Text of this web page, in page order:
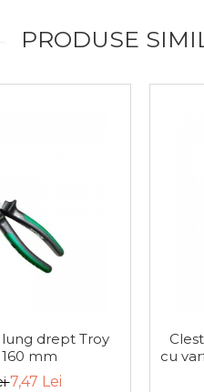
PRODUSE
drept Troy
160 mm
7,47 Lei
cu